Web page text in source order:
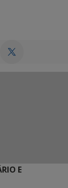
E